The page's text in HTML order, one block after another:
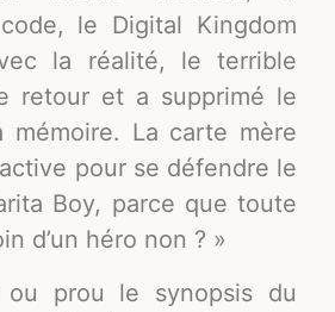
le Digital Kingdom
la réalité, le terrible
retour et a supprimé le
mémoire. La carte mère
pour se défendre le
Boy, parce que toute
d’un héro non ? »
ou prou le synopsis du